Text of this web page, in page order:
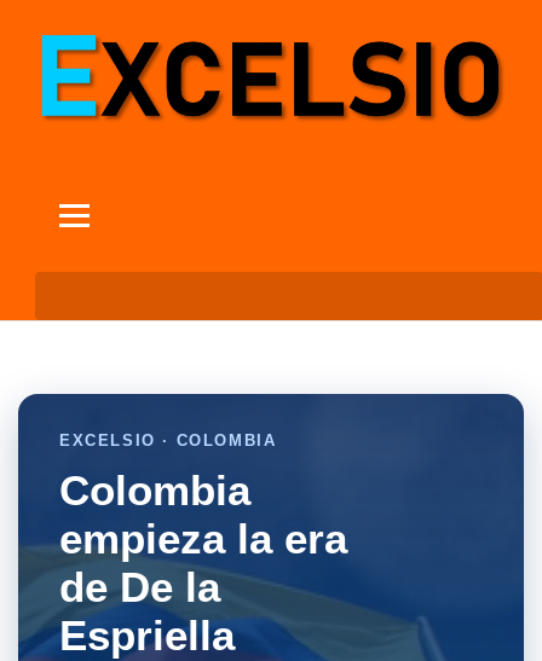
EXCELSIO · COLOMBIA
Colombia
empieza la era
de De la
Espriella